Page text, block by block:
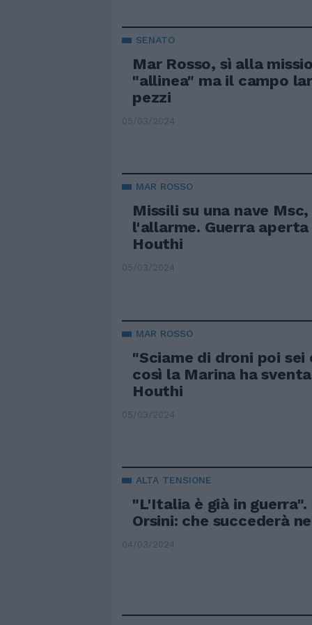
SENATO
Mar Rosso, sì alla
"allinea" ma il campo
pezzi
05/03/2024
MAR ROSSO
Missili su una nave
l'allarme. Guerra
Houthi
05/03/2024
MAR ROSSO
"Sciame di droni poi sei
così la Marina ha
Houthi
05/03/2024
ALTA TENSIONE
"L'Italia è già in
Orsini: che succederà
04/03/2024